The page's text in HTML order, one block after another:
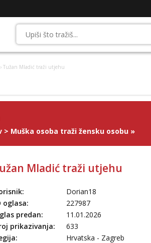
› Tužan Mladić traži utjehu
> Muška osoba traži žensku osobu »
Mladić traži utjehu
Dorian18
oglasa:
227987
predan:
11.01.2026
prikazivanja:
633
Hrvatska - Zagreb